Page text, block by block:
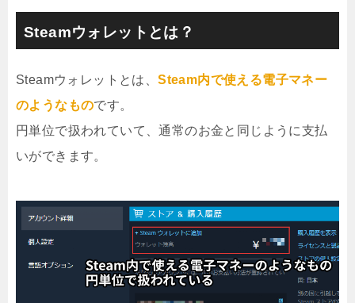
Steamウォレットとは？
Steamウォレットとは、Steam内で使える電子マネー
のようなものです。
円単位で扱われていて、通常のお金と同じように支払
いができます。